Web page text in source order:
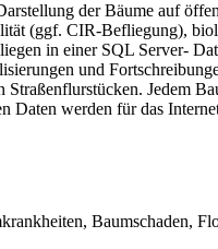
der Bäume auf
(ggf. CIR-Befliegung),
in einer SQL Server-
und
Jedem
Daten werden für das
Baumschaden,